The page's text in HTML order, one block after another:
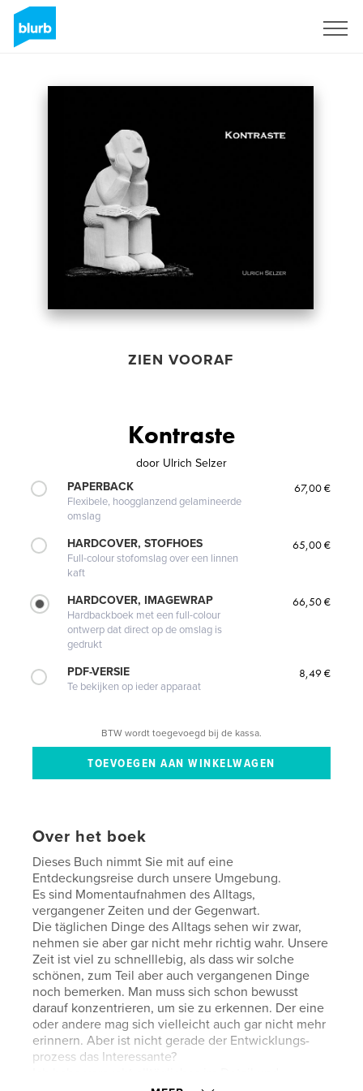
ZIEN VOORAF
Kontraste
door Ulrich Selzer
PAPERBACK
Flexibele, hoogglanzend gelamineerde
omslag
67,00 €
HARDCOVER, STOFHOES
Full-colour stofomslag over een linnen
kaft
65,00 €
HARDCOVER, IMAGEWRAP
Hardbackboek met een full-colour
ontwerp dat direct op de omslag is
gedrukt
66,50 €
PDF-VERSIE
Te bekijken op ieder apparaat
8,49 €
BTW wordt toegevoegd bij de kassa.
Over het boek
Dieses Buch nimmt Sie mit auf eine
Entdeckungsreise durch unsere Umgebung.
Es sind Momentaufnahmen des Alltags,
vergangener Zeiten und der Gegenwart.
Die täglichen Dinge des Alltags sehen wir zwar,
nehmen sie aber gar nicht mehr richtig wahr. Unsere
Zeit ist viel zu schnelllebig, als dass wir solche
schönen, zum Teil aber auch vergangenen Dinge
noch bemerken. Man muss sich schon bewusst
darauf konzentrieren, um sie zu erkennen. Der eine
oder andere mag sich vielleicht auch gar nicht mehr
erinnern. Aber ist nicht gerade der Entwicklungs-
prozess das Interessante?